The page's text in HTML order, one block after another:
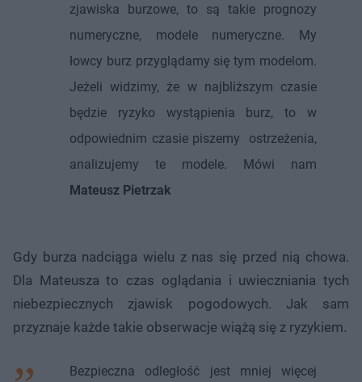
zjawiska burzowe, to są takie prognozy
numeryczne, modele numeryczne. My
łowcy burz przyglądamy się tym modelom.
Jeżeli widzimy, że w najbliższym czasie
będzie ryzyko wystąpienia burz, to w
odpowiednim czasie piszemy ostrzeżenia,
analizujemy te modele. Mówi nam
Mateusz Pietrzak
Gdy burza nadciąga wielu z nas się przed nią chowa.
Dla Mateusza to czas oglądania i uwieczniania tych
niebezpiecznych zjawisk pogodowych. Jak sam
przyznaje każde takie obserwacje wiążą się z ryzykiem.
Bezpieczna odległość jest mniej więcej